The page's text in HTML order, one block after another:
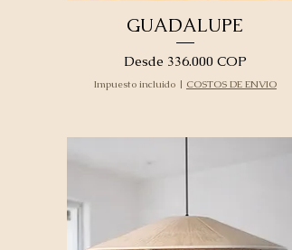
GUADALUPE
Desde 336.000 COP
Precio de oferta
Impuesto incluido| COSTOS DE ENVIO